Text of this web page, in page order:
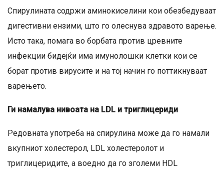
Спирулината содржи аминокиселини кои обезбедуваат
дигестивни ензими, што го олеснува здравото варење.
Исто така, помага во борбата против цревните
инфекции бидејќи има имунолошки клетки кои се
борат против вирусите и на тој начин го поттикнуваат
варењето.
Ги намалува нивоата на LDL и триглицериди
Редовната употреба на спирулина може да го намали
вкупниот холестерол, LDL холестеролот и
триглицеридите, а воедно да го зголеми HDL